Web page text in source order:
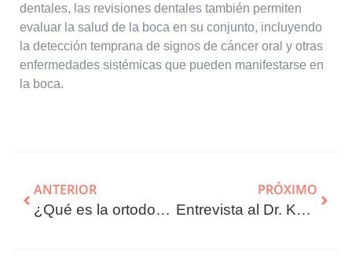
dentales, las revisiones dentales también permiten
evaluar la salud de la boca en su conjunto, incluyendo
la detección temprana de signos de cáncer oral y otras
enfermedades sistémicas que pueden manifestarse en
la boca.
ANTERIOR
¿Qué es la ortodoncia invisible?
PRÓXIMO
Entrevista al Dr. Karl Böhm